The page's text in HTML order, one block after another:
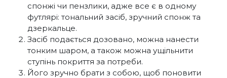
спонжі чи пензлики, адже все є в одному
футлярі: тональний засіб, зручний спонж та
дзеркальце.
Засіб подається дозовано, можна нанести
тонким шаром, а також можна ущільнити
ступінь покриття за потреби.
Його зручно брати з собою, щоб поновити